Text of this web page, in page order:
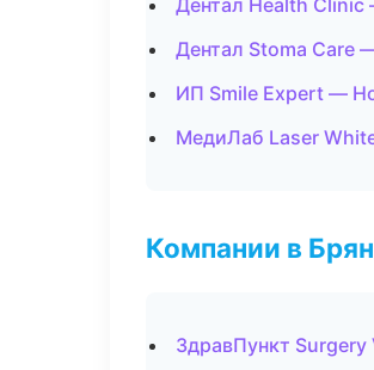
Дентал Health Clinic
Дентал Stoma Care
ИП Smile Expert —
МедиЛаб Laser
Компании в
ЗдравПункт